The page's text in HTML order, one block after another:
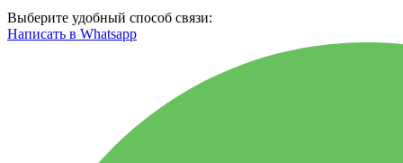
Выберите удобный способ связи:
Написать в Whatsapp